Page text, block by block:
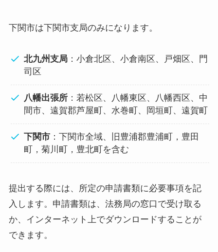
下関市は下関市支局のみになります。
北九州支局 ：小倉北区、小倉南区、戸畑区、門
司区
八幡出張所 ：若松区、八幡東区、八幡西区、中
間市、遠賀郡芦屋町、水巻町、岡垣町、遠賀町
下関市 ：下関市全域、旧豊浦郡豊浦町，豊田
町，菊川町，豊北町を含む
提出する際には、所定の申請書類に必要事項を記
入します。申請書類は、法務局の窓口で受け取る
か、インターネット上でダウンロードすることが
できます。